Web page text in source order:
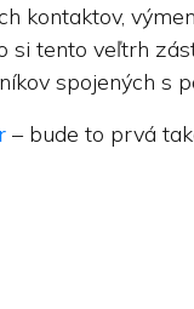
kontaktov,
tento veľtrh
spojených s
– bude to prvá